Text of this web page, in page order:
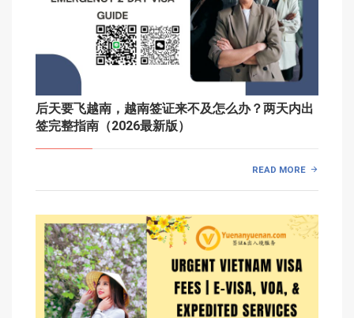
后天要飞越南，越南签证来不及怎么办？两天内出
签完整指南（2026最新版）
READ MORE